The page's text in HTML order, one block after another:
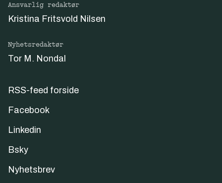
Ansvarlig redaktør
Kristina Fritsvold Nilsen
Nyhetsredaktør
Tor M. Nondal
RSS-feed forside
Facebook
Linkedin
Bsky
Nyhetsbrev